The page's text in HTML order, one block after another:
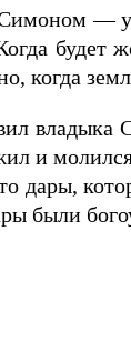
—
будет
когда
и
дары,
были